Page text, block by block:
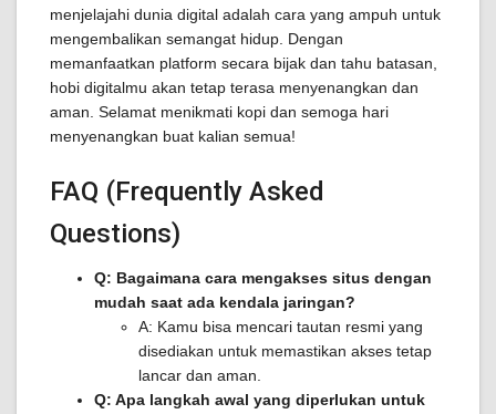
menjelajahi dunia digital adalah cara yang ampuh untuk
mengembalikan semangat hidup. Dengan
memanfaatkan platform secara bijak dan tahu batasan,
hobi digitalmu akan tetap terasa menyenangkan dan
aman. Selamat menikmati kopi dan semoga hari
menyenangkan buat kalian semua!
FAQ (Frequently Asked
Questions)
Q: Bagaimana cara mengakses situs dengan
mudah saat ada kendala jaringan?
A: Kamu bisa mencari tautan resmi yang
disediakan untuk memastikan akses tetap
lancar dan aman.
Q: Apa langkah awal yang diperlukan untuk